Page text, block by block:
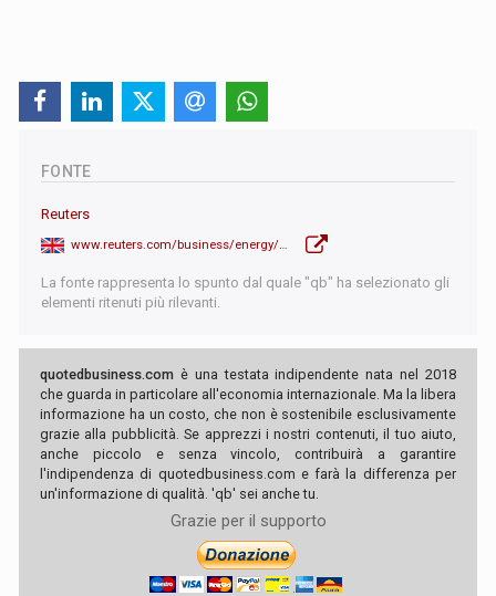
FONTE
Reuters
www.reuters.com/business/energy/chinas-solar-wind-power-installed-capacity-soars-2024-2025-01-21/
La fonte rappresenta lo spunto dal quale "qb" ha selezionato gli
elementi ritenuti più rilevanti.
quotedbusiness.com è una testata indipendente nata nel 2018
che guarda in particolare all'economia internazionale. Ma la libera
informazione ha un costo, che non è sostenibile esclusivamente
grazie alla pubblicità. Se apprezzi i nostri contenuti, il tuo aiuto,
anche piccolo e senza vincolo, contribuirà a garantire
l'indipendenza di quotedbusiness.com e farà la differenza per
un'informazione di qualità. 'qb' sei anche tu.
Grazie per il supporto